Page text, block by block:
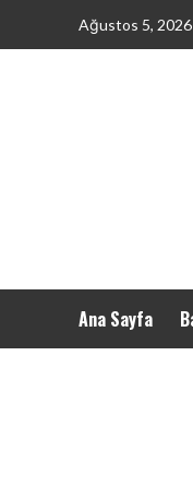
Ağustos 5, 2026
Ana Sayfa